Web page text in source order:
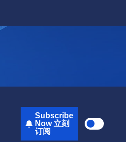
Subscribe
Now 立刻
订阅